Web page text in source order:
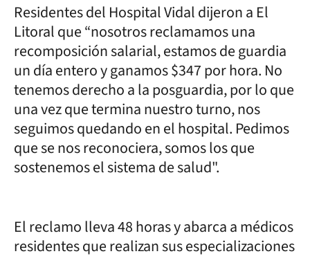
Residentes del Hospital Vidal dijeron a El
Litoral que “nosotros reclamamos una
recomposición salarial, estamos de guardia
un día entero y ganamos $347 por hora. No
tenemos derecho a la posguardia, por lo que
una vez que termina nuestro turno, nos
seguimos quedando en el hospital. Pedimos
que se nos reconociera, somos los que
sostenemos el sistema de salud".
El reclamo lleva 48 horas y abarca a médicos
residentes que realizan sus especializaciones